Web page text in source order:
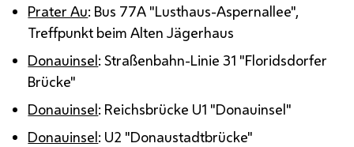
Prater Au: Bus 77A "Lusthaus-Aspernallee",
Treffpunkt beim Alten Jägerhaus
Donauinsel: Straßenbahn-Linie 31 "Floridsdorfer
Brücke"
Donauinsel: Reichsbrücke U1 "Donauinsel"
Donauinsel: U2 "Donaustadtbrücke"